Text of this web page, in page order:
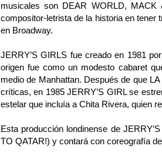
musicales son DEAR WORLD,
compositor-letrista de la historia en
en Broadway.
JERRY’S GIRLS fue creado en 1981
origen fue como un modesto cabaret
medio de Manhattan. Después de que
críticas, en 1985 JERRY’S GIRL se
estelar que incluía a Chita Rivera, quien
Esta producción londinense de
TO QATAR!) y contará con coreografía